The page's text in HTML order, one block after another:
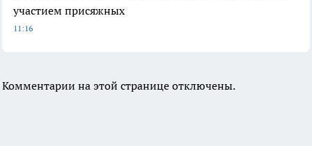
участием присяжных
11:16
Комментарии на этой странице отключены.